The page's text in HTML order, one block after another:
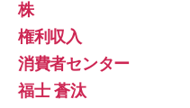
株
権利収入
消費者センター
福士 蒼汰